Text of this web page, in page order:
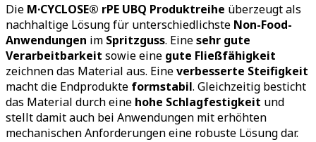
Die M·CYCLOSE® rPE UBQ Produktreihe überzeugt als
nachhaltige Lösung für unterschiedlichste Non-Food-
Anwendungen im Spritzguss. Einesehr gute
Verarbeitbarkeit sowie eine gute Fließfähigkeit
zeichnen das Material aus. Eineverbesserte Steifigkeit
macht die Endprodukte formstabil. Gleichzeitig besticht
das Material durch eine hohe Schlagfestigkeit und
stellt damit auch bei Anwendungen mit erhöhten
mechanischen Anforderungen eine robuste Lösung dar.